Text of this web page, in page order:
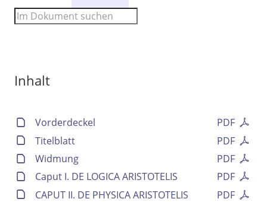
Zuletzt gesucht
Inhalt
PDF
Vorderdeckel
PDF
Titelblatt
PDF
Widmung
PDF
Caput I. DE LOGICA ARISTOTELIS
PDF
CAPUT II. DE PHYSICA ARISTOTELIS